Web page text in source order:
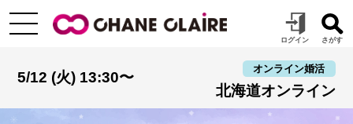
5/12 (火) 13:30〜
オンライン婚活
北海道オンライン